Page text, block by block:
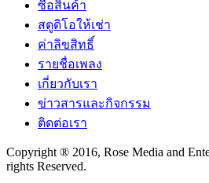
ซื้อสินค้า
สตูดิโอให้เช่า
ค่าลิขสิทธิ์
รายชื่อเพลง
เกี่ยวกับเรา
ข่าวสารและกิจกรรม
ติดต่อเรา
Copyright ® 2016, Rose Media and
rights Reserved.